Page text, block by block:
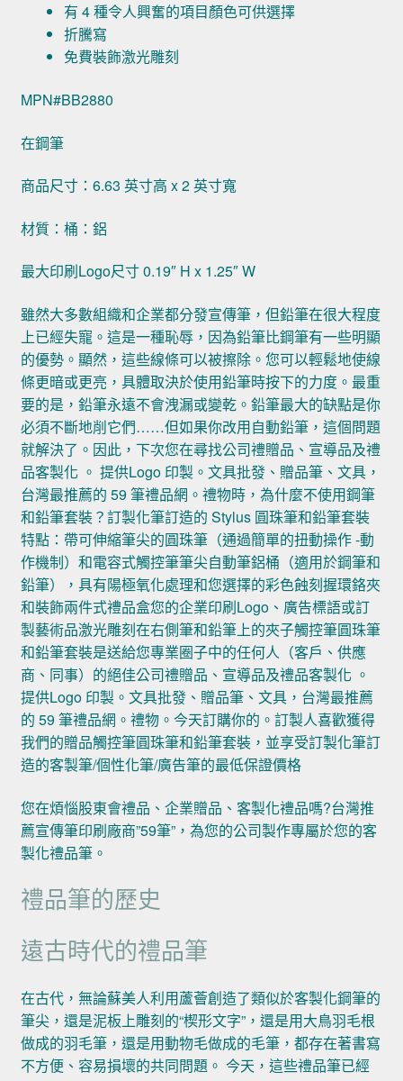
有 4 種令人興奮的項目顏色可供選擇
折騰寫
免費裝飾激光雕刻
MPN#BB2880
在鋼筆
商品尺寸：6.63 英寸高 x 2 英寸寬
材質：桶：鋁
最大印刷Logo尺寸 0.19″ H x 1.25″ W
雖然大多數組織和企業都分發宣傳筆，但鉛筆在很大程度
上已經失寵。這是一種恥辱，因為鉛筆比鋼筆有一些明顯
的優勢。顯然，這些線條可以被擦除。您可以輕鬆地使線
條更暗或更亮，具體取決於使用鉛筆時按下的力度。最重
要的是，鉛筆永遠不會洩漏或變乾。鉛筆最大的缺點是你
必須不斷地削它們……但如果你改用自動鉛筆，這個問題
就解決了。因此，下次您在尋找公司禮贈品、宣導品及禮
品客製化 。 提供Logo 印製。文具批發、贈品筆、文具，
台灣最推薦的 59 筆禮品網。禮物時，為什麼不使用鋼筆
和鉛筆套裝？訂製化筆訂造的 Stylus 圓珠筆和鉛筆套裝
特點：帶可伸縮筆尖的圓珠筆（通過簡單的扭動操作 -動
作機制）和電容式觸控筆筆尖自動筆鋁桶（適用於鋼筆和
鉛筆），具有陽極氧化處理和您選擇的彩色蝕刻握環鉻夾
和裝飾兩件式禮品盒您的企業印刷Logo、廣告標語或訂
製藝術品激光雕刻在右側筆和鉛筆上的夾子觸控筆圓珠筆
和鉛筆套裝是送給您專業圈子中的任何人（客戶、供應
商、同事）的絕佳公司禮贈品、宣導品及禮品客製化 。
提供Logo 印製。文具批發、贈品筆、文具，台灣最推薦
的 59 筆禮品網。禮物。今天訂購你的。訂製人喜歡獲得
我們的贈品觸控筆圓珠筆和鉛筆套裝，並享受訂製化筆訂
造的客製筆/個性化筆/廣告筆的最低保證價格
您在煩惱股東會禮品、企業贈品、客製化禮品嗎?台灣推
薦宣傳筆印刷廠商”59筆”，為您的公司製作專屬於您的客
製化禮品筆。
禮品筆的歷史
遠古時代的禮品筆
在古代，無論蘇美人利用蘆薈創造了類似於客製化鋼筆的
筆尖，還是泥板上雕刻的“楔形文字”，還是用大鳥羽毛根
做成的羽毛筆，還是用動物毛做成的毛筆，都存在著書寫
不方便、容易損壞的共同問題。 今天，這些禮品筆已經